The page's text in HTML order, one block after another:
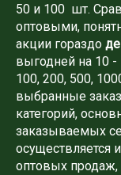
50 и 100 шт.
оптовыми,
акции гораздо
выгодней на 10 -
100, 200, 500,
выбранные
категорий,
заказываемых
оптовых